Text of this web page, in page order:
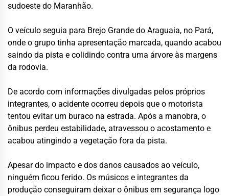
sudoeste do Maranhão.
O veículo seguia para Brejo Grande do Araguaia, no Pará,
onde o grupo tinha apresentação marcada, quando acabou
saindo da pista e colidindo contra uma árvore às margens
da rodovia.
De acordo com informações divulgadas pelos próprios
integrantes, o acidente ocorreu depois que o motorista
tentou evitar um buraco na estrada. Após a manobra, o
ônibus perdeu estabilidade, atravessou o acostamento e
acabou atingindo a vegetação fora da pista.
Apesar do impacto e dos danos causados ao veículo,
ninguém ficou ferido. Os músicos e integrantes da
produção conseguiram deixar o ônibus em segurança logo